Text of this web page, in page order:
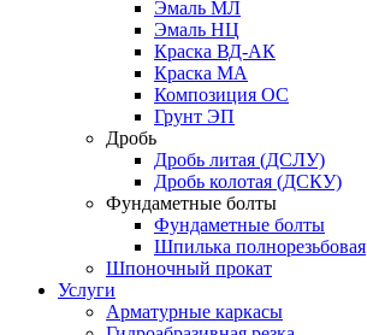
Эмаль МЛ
Эмаль НЦ
Краска ВД-АК
Краска МА
Композиция ОС
Грунт ЭП
Дробь
Дробь литая (ДСЛУ)
Дробь колотая (ДСКУ)
Фундаметные болты
Фундаметные болты
Шпилька полнорезьбовая
Шпоночный прокат
Услуги
Арматурные каркасы